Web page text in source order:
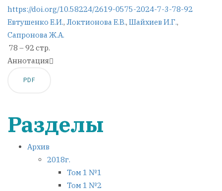
https://doi.org/10.58224/2619-0575-2024-7-3-78-92
Евтушенко Е.И., Локтионова Е.В., Шайхиев И.Г.,
Сапронова Ж.А.
78 – 92 стр.
Аннотация
PDF
Разделы
Архив
2018г.
Том 1 №1
Том 1 №2